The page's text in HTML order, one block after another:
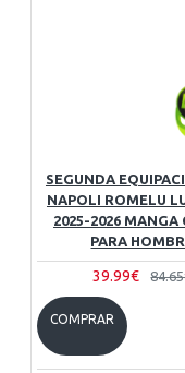
SEGUNDA
NAPOLI ROMELU
2025-2026 MANGA
PARA
39.99€
COMPRAR